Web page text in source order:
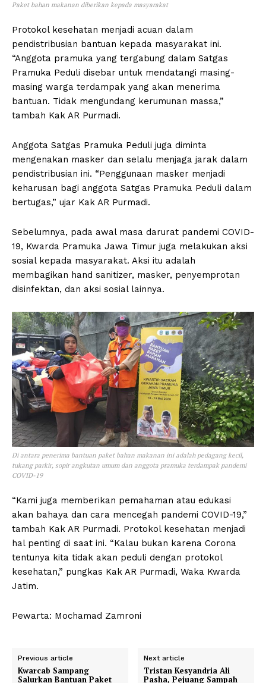
Paket bahan makanan diberikan kepada masyarakat
Protokol kesehatan menjadi acuan dalam
pendistribusian bantuan kepada masyarakat ini.
“Anggota pramuka yang tergabung dalam Satgas
Pramuka Peduli disebar untuk mendatangi masing-
masing warga terdampak yang akan menerima
bantuan. Tidak mengundang kerumunan massa,”
tambah Kak AR Purmadi.
Anggota Satgas Pramuka Peduli juga diminta
mengenakan masker dan selalu menjaga jarak dalam
pendistribusian ini. “Penggunaan masker menjadi
keharusan bagi anggota Satgas Pramuka Peduli dalam
bertugas,” ujar Kak AR Purmadi.
Sebelumnya, pada awal masa darurat pandemi COVID-
19, Kwarda Pramuka Jawa Timur juga melakukan aksi
sosial kepada masyarakat. Aksi itu adalah
membagikan hand sanitizer, masker, penyemprotan
disinfektan, dan aksi sosial lainnya.
Di antara penerima bantuan paket bahan makanan ini adalah pedagang kecil,
tukang parkir, sopir angkutan umum dan anggota pramuka terdampak pandemi
COVID-19
“Kami juga memberikan pemahaman atau edukasi
akan bahaya dan cara mencegah pandemi COVID-19,”
tambah Kak AR Purmadi. Protokol kesehatan menjadi
hal penting di saat ini. “Kalau bukan karena Corona
tentunya kita tidak akan peduli dengan protokol
kesehatan,” pungkas Kak AR Purmadi, Waka Kwarda
Jatim.
Pewarta: Mochamad Zamroni
Previous article
Kwarcab Sampang
Salurkan Bantuan Paket
Next article
Tristan Kesyandria Ali
Pasha, Pejuang Sampah